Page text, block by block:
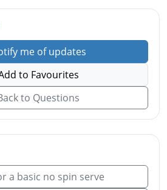
me of updates
to Favourites
to Questions
a basic no spin serve